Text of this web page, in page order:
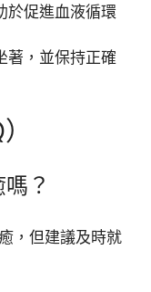
於促進血液循環
著，並保持正確
？
，但建議及時就